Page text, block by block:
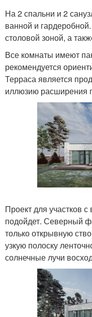
На 2 спальни и 2
ванной и
столовой зоной, а
Все комнаты имеют
рекомендуется
Терраса является
иллюзию расширения
Проект для участков
подойдет. Северный
только открывную
узкую полоску
солнечные лучи